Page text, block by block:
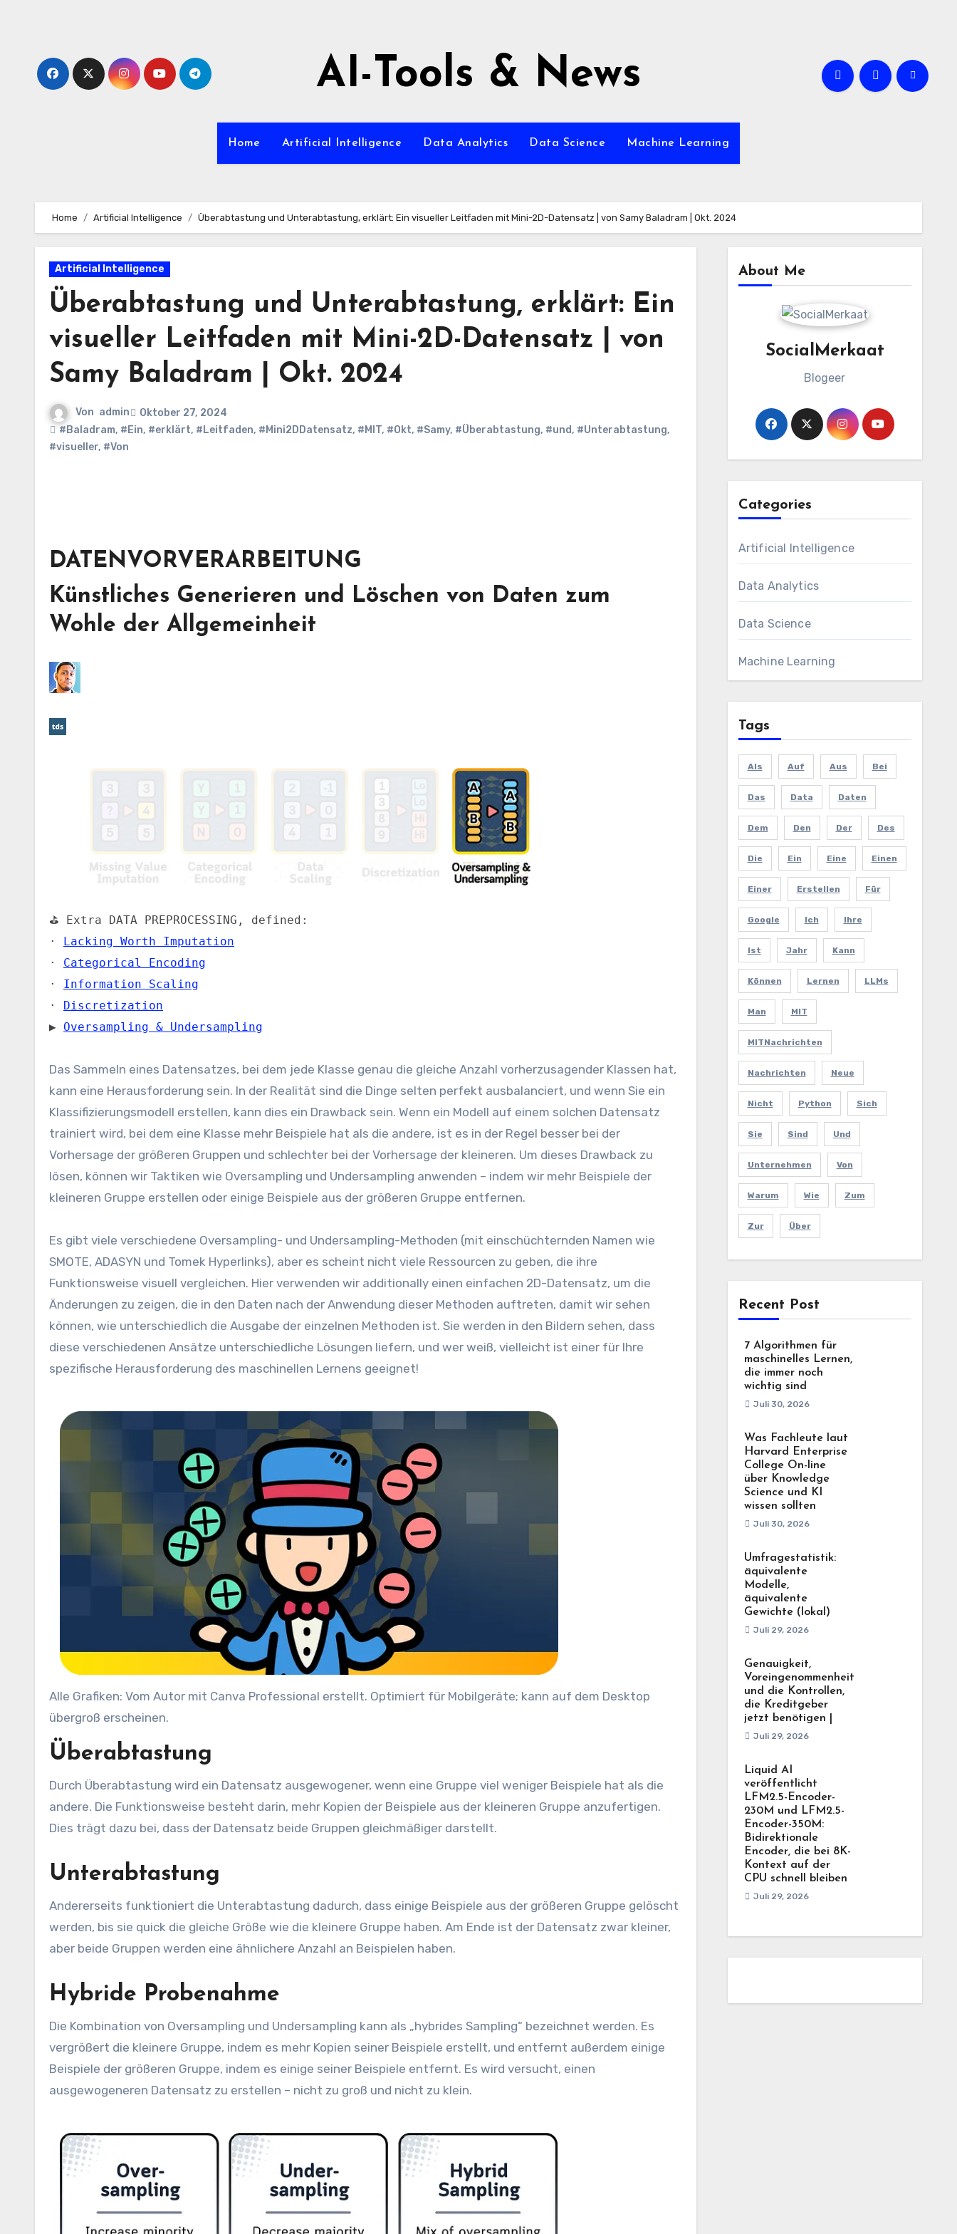
AI-Tools & News
Home Artificial Intelligence Data Analytics Data Science Machine Learning
Home Artificial Intelligence Überabtastung und Unterabtastung, erklärt: Ein visueller Leitfaden mit Mini-2D-Datensatz | von Samy Baladram | Okt. 2024
Artificial Intelligence
Überabtastung und Unterabtastung, erklärt: Ein
visueller Leitfaden mit Mini-2D-Datensatz | von
Samy Baladram | Okt. 2024
Von admin
Oktober 27, 2024
#Baladram, #Ein, #erklärt, #Leitfaden, #Mini2DDatensatz, #MIT, #Okt, #Samy, #Überabtastung, #und, #Unterabtastung,
#visueller, #Von
DATENVORVERARBEITUNG
Künstliches Generieren und Löschen von Daten zum
Wohle der Allgemeinheit
⛳️ Extra DATA PREPROCESSING, defined:
· Lacking Worth Imputation
· Categorical Encoding
· Information Scaling
· Discretization
▶ Oversampling & Undersampling
Das Sammeln eines Datensatzes, bei dem jede Klasse genau die gleiche Anzahl vorherzusagender Klassen hat,
kann eine Herausforderung sein. In der Realität sind die Dinge selten perfekt ausbalanciert, und wenn Sie ein
Klassifizierungsmodell erstellen, kann dies ein Drawback sein. Wenn ein Modell auf einem solchen Datensatz
trainiert wird, bei dem eine Klasse mehr Beispiele hat als die andere, ist es in der Regel besser bei der
Vorhersage der größeren Gruppen und schlechter bei der Vorhersage der kleineren. Um dieses Drawback zu
lösen, können wir Taktiken wie Oversampling und Undersampling anwenden – indem wir mehr Beispiele der
kleineren Gruppe erstellen oder einige Beispiele aus der größeren Gruppe entfernen.
Es gibt viele verschiedene Oversampling- und Undersampling-Methoden (mit einschüchternden Namen wie
SMOTE, ADASYN und Tomek Hyperlinks), aber es scheint nicht viele Ressourcen zu geben, die ihre
Funktionsweise visuell vergleichen. Hier verwenden wir additionally einen einfachen 2D-Datensatz, um die
Änderungen zu zeigen, die in den Daten nach der Anwendung dieser Methoden auftreten, damit wir sehen
können, wie unterschiedlich die Ausgabe der einzelnen Methoden ist. Sie werden in den Bildern sehen, dass
diese verschiedenen Ansätze unterschiedliche Lösungen liefern, und wer weiß, vielleicht ist einer für Ihre
spezifische Herausforderung des maschinellen Lernens geeignet!
Alle Grafiken: Vom Autor mit Canva Professional erstellt. Optimiert für Mobilgeräte; kann auf dem Desktop
übergroß erscheinen.
Überabtastung
Durch Überabtastung wird ein Datensatz ausgewogener, wenn eine Gruppe viel weniger Beispiele hat als die
andere. Die Funktionsweise besteht darin, mehr Kopien der Beispiele aus der kleineren Gruppe anzufertigen.
Dies trägt dazu bei, dass der Datensatz beide Gruppen gleichmäßiger darstellt.
Unterabtastung
Andererseits funktioniert die Unterabtastung dadurch, dass einige Beispiele aus der größeren Gruppe gelöscht
werden, bis sie quick die gleiche Größe wie die kleinere Gruppe haben. Am Ende ist der Datensatz zwar kleiner,
aber beide Gruppen werden eine ähnlichere Anzahl an Beispielen haben.
Hybride Probenahme
Die Kombination von Oversampling und Undersampling kann als „hybrides Sampling“ bezeichnet werden. Es
vergrößert die kleinere Gruppe, indem es mehr Kopien seiner Beispiele erstellt, und entfernt außerdem einige
Beispiele der größeren Gruppe, indem es einige seiner Beispiele entfernt. Es wird versucht, einen
ausgewogeneren Datensatz zu erstellen – nicht zu groß und nicht zu klein.
About Me
SocialMerkaat
Blogeer
Categories
Artificial Intelligence
Data Analytics
Data Science
Machine Learning
Tags
Als Auf Aus Bei
Das Data Daten
Dem Den Der Des
Die Ein Eine Einen
Einer Erstellen Für
Google Ich Ihre
Ist Jahr Kann
Können Lernen LLMs
Man MIT
MITNachrichten
Nachrichten Neue
Nicht Python Sich
Sie Sind Und
Unternehmen Von
Warum Wie Zum
Zur Über
Recent Post
7 Algorithmen für
maschinelles Lernen,
die immer noch
wichtig sind
Juli 30, 2026
Was Fachleute laut
Harvard Enterprise
College On-line
über Knowledge
Science und KI
wissen sollten
Juli 30, 2026
Umfragestatistik:
äquivalente
Modelle,
äquivalente
Gewichte (lokal)
Juli 29, 2026
Genauigkeit,
Voreingenommenheit
und die Kontrollen,
die Kreditgeber
jetzt benötigen |
Juli 29, 2026
Liquid AI
veröffentlicht
LFM2.5-Encoder-
230M und LFM2.5-
Encoder-350M:
Bidirektionale
Encoder, die bei 8K-
Kontext auf der
CPU schnell bleiben
Juli 29, 2026